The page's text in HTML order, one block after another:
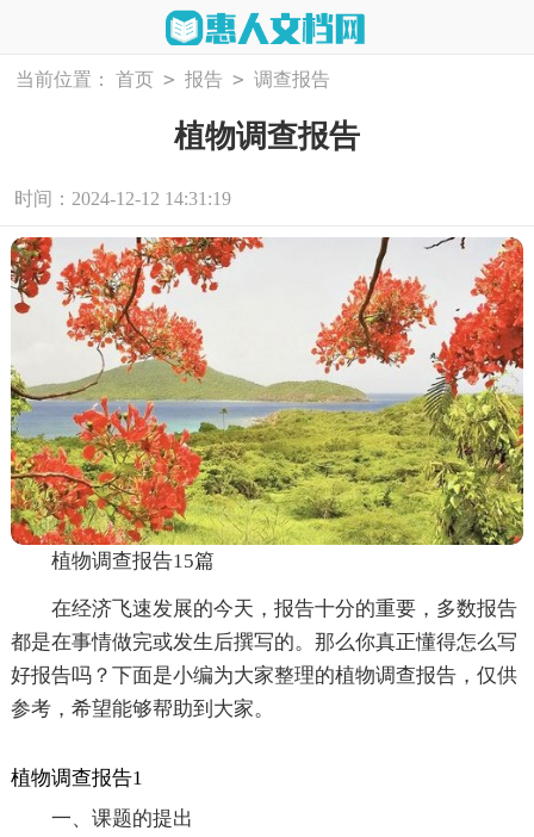
当前位置： 首页 > 报告 > 调查报告
植物调查报告
时间：2024-12-12 14:31:19
植物调查报告15篇
在经济飞速发展的今天，报告十分的重要，多数报告
都是在事情做完或发生后撰写的。那么你真正懂得怎么写
好报告吗？下面是小编为大家整理的植物调查报告，仅供
参考，希望能够帮助到大家。
植物调查报告1
一、课题的提出